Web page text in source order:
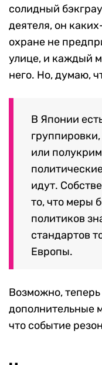
солидный
деятеля, он
охране не
улице, и каждый
него. Но, думаю,
В Японии
или
идут.
то, что меры
политиков
стандартов
Европы.
Возможно,
дополнительные
что событие